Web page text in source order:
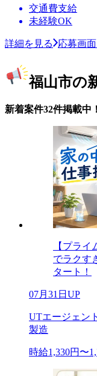
交通費支給
未経験OK
詳細を見る 応募画
福山市の
新着案件32件掲載中！
【プラ
でラクす
タート！
07月31日UP
UTエージェン
製造
時給1,330円〜